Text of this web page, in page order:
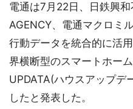
電通は7月22日、日鉄興
AGENCY、電通マクロミ
行動データを統合的に活
界横断型のスマートホー
UPDATA(ハウスアップデ
したと発表した。